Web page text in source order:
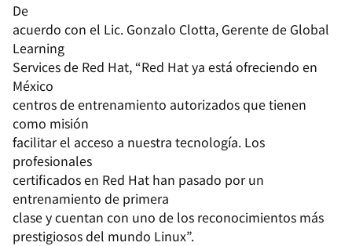
De
acuerdo con el Lic. Gonzalo Clotta, Gerente de Global
Learning
Services de Red Hat, “Red Hat ya está ofreciendo en
México
centros de entrenamiento autorizados que tienen
como misión
facilitar el acceso a nuestra tecnología. Los
profesionales
certificados en Red Hat han pasado por un
entrenamiento de primera
clase y cuentan con uno de los reconocimientos más
prestigiosos del mundo Linux”.